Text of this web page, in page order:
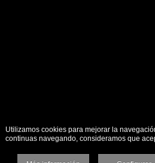
Utilizamos cookies para mejorar la
continuas navegando, consideramos que